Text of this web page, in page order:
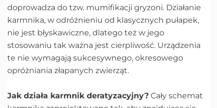
doprowadza do tzw. mumifikacji gryzoni. Działanie
karmnika, w odróżnieniu od klasycznych pułapek,
nie jest błyskawiczne, dlatego też w jego
stosowaniu tak ważna jest cierpliwość. Urządzenia
te nie wymagają sukcesywnego, okresowego
opróżniania złapanych zwierząt.
Jak działa karmnik deratyzacyjny? Cały schemat